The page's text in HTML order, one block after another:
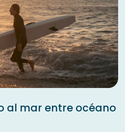
al mar entre océano